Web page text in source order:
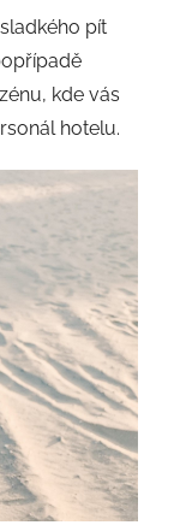
pít
kde vás
hotelu.